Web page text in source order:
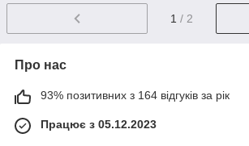
1 / 2
Про нас
93% позитивних з 164 відгуків за рік
Працює з 05.12.2023